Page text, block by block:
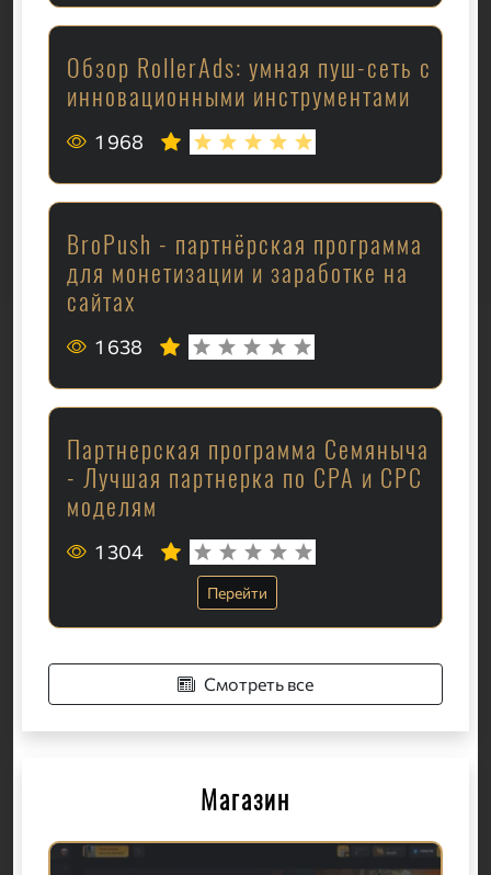
Обзор RollerAds: умная пуш-сеть с
инновационными инструментами
1 968
BroPush - партнёрская программа
для монетизации и заработке на
сайтах
1 638
Партнерская программа Семяныча
- Лучшая партнерка по CPA и CPC
моделям
1 304
Перейти
Смотреть все
Магазин